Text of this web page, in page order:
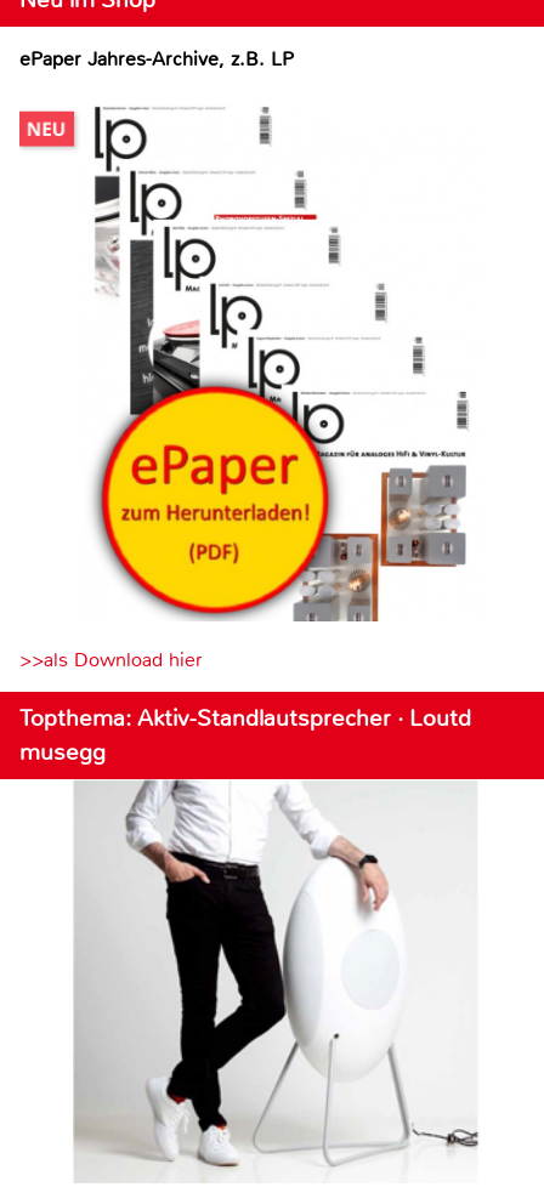
ePaper Jahres-Archive, z.B. LP
>>als Download hier
Topthema: Aktiv-Standlautsprecher · Loutd
musegg